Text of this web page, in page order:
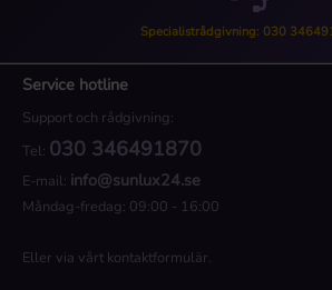
Specialistrådgivning: 030
Service hotline
Support och rådgivning:
Tel: 030 346491870
E-mail: info@sunlux24.se
Måndag-fredag: 09:00 - 16:00
Eller via vårt kontaktformulär.